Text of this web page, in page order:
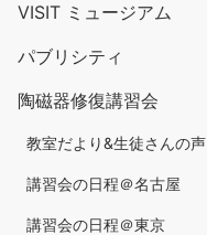
VISIT ミュージアム
パブリシティ
陶磁器修復講習会
教室だより&生徒さんの声
講習会の日程＠名古屋
講習会の日程＠東京